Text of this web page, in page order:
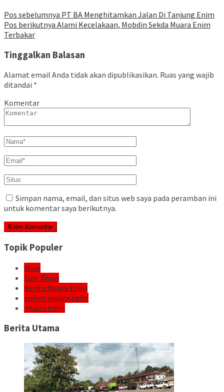
Pos sebelumnya PT BA Menghitamkan Jalan Di Tanjung Enim
Pos berikutnya Alami Kecelakaan, Mobdin Sekda Muara Enim
Terbakar
Tinggalkan Balasan
Alamat email Anda tidak akan dipublikasikan. Ruas yang wajib
ditandai *
Komentar
Simpan nama, email, dan situs web saya pada peramban ini
untuk komentar saya berikutnya.
Topik Populer
Wow
Luar Biasa
Berita Muara Enim
polres muara enim
muara enim
Berita Utama